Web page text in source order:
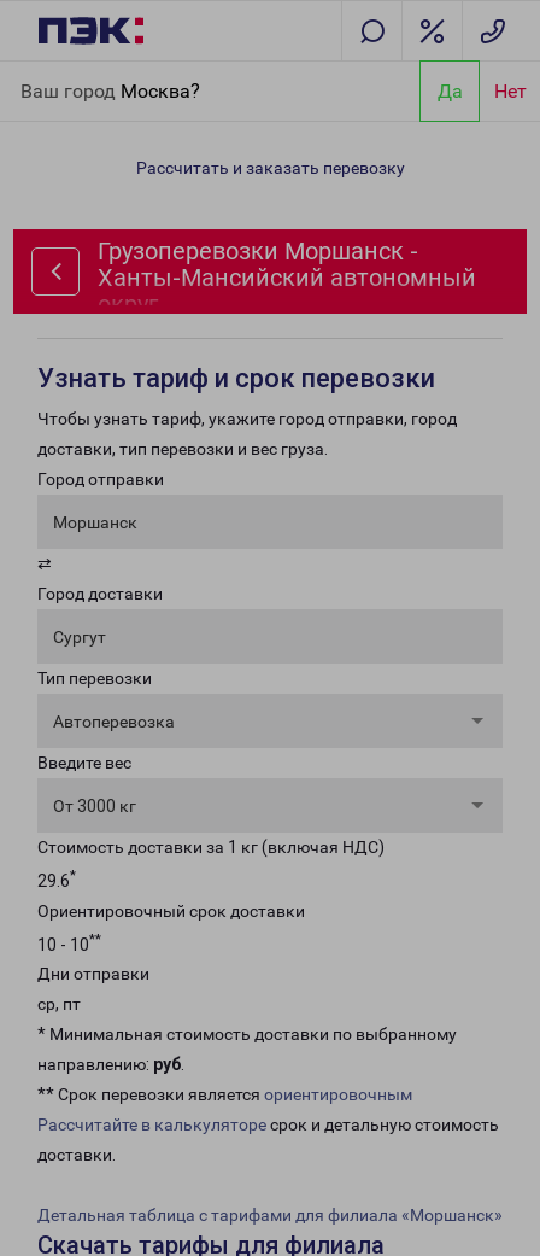
Ваш город Москва? Да Нет
Мансийский автономный округ
Рассчитать и заказать перевозку
Грузоперевозки Моршанск -
Ханты-Мансийский автономный
округ
Узнать тариф и срок перевозки
Чтобы узнать тариф, укажите город отправки, город
доставки, тип перевозки и вес груза.
Город отправки
Моршанск
⇄
Город доставки
Сургут
Тип перевозки
Автоперевозка
Введите вес
От 3000 кг
Стоимость доставки за 1 кг (включая НДС)
29.6*
Ориентировочный срок доставки
10 - 10**
Дни отправки
ср, пт
* Минимальная стоимость доставки по выбранному
направлению: руб.
** Срок перевозки является ориентировочным
Рассчитайте в калькуляторесрок и детальную стоимость
доставки.
Детальная таблица с тарифами для филиала «Моршанск»
Скачать тарифы для филиала